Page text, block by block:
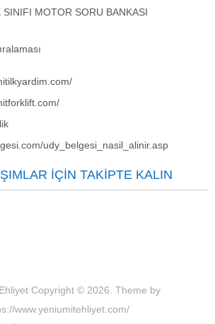
MOTOR SORU BANKASI
udy_belgesi_nasil_alinir.asp
İÇIN TAKIPTE KALIN
Copyright © 2026. Theme by
www.yeniumitehliyet.com/